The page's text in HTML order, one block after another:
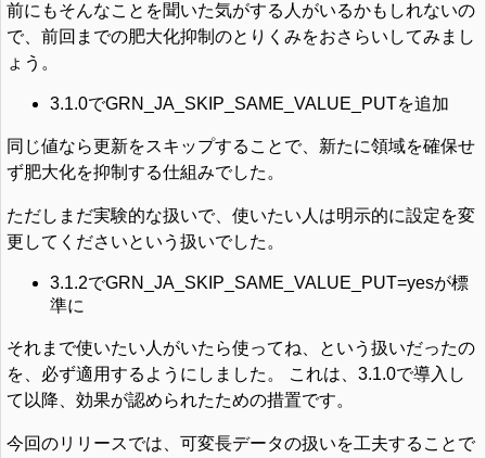
前にもそんなことを聞いた気がする人がいるかもしれないの
で、前回までの肥大化抑制のとりくみをおさらいしてみまし
ょう。
3.1.0でGRN_JA_SKIP_SAME_VALUE_PUTを追加
同じ値なら更新をスキップすることで、新たに領域を確保せ
ず肥大化を抑制する仕組みでした。
ただしまだ実験的な扱いで、使いたい人は明示的に設定を変
更してくださいという扱いでした。
3.1.2でGRN_JA_SKIP_SAME_VALUE_PUT=yesが標
準に
それまで使いたい人がいたら使ってね、という扱いだったの
を、必ず適用するようにしました。 これは、3.1.0で導入し
て以降、効果が認められたための措置です。
今回のリリースでは、可変長データの扱いを工夫することで